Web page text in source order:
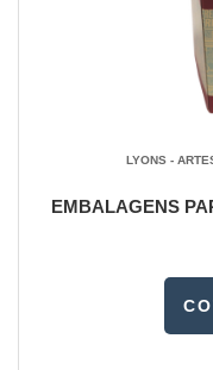
LYONS -
EMBALAGENS